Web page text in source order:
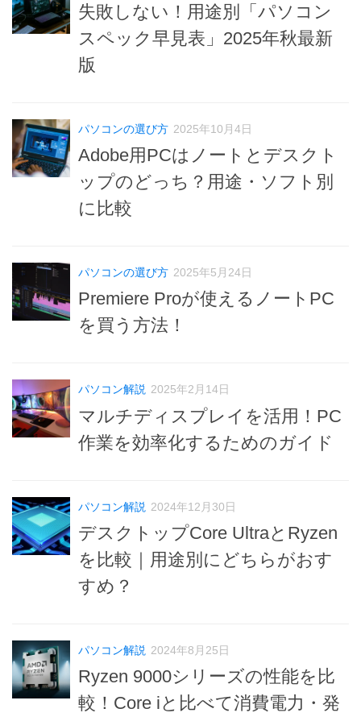
失敗しない！用途別「パソコン
スペック早見表」2025年秋最新
版
パソコンの選び方 2025年10月4日
Adobe用PCはノートとデスクト
ップのどっち？用途・ソフト別
に比較
パソコンの選び方 2025年5月24日
Premiere Proが使えるノートPC
を買う方法！
パソコン解説 2025年2月14日
マルチディスプレイを活用！PC
作業を効率化するためのガイド
パソコン解説 2024年12月30日
デスクトップCore UltraとRyzen
を比較｜用途別にどちらがおす
すめ？
パソコン解説 2024年8月25日
Ryzen 9000シリーズの性能を比
較！Core iと比べて消費電力・発